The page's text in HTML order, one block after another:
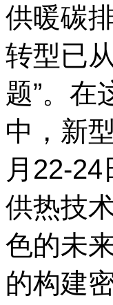
供暖碳
转型已
题”。在
中，新
月22-
供热技
色的未
的构建